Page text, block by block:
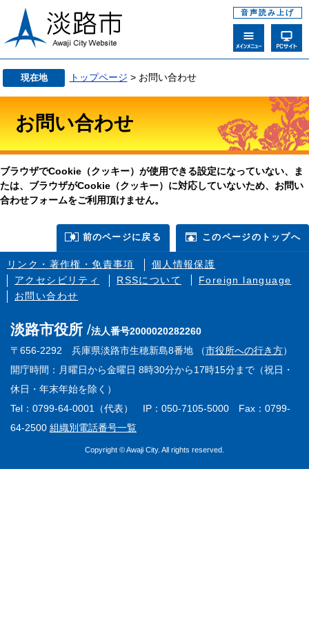
音声読み上げ
現在地 トップページ > お問い合わせ
お問い合わせ
ブラウザでCookie（クッキー）が使用できる設定になっていない、ま
たは、ブラウザがCookie（クッキー）に対応していないため、お問い
合わせフォームをご利用頂けません。
前のページに戻る このページのトップへ
リンク・著作権・免責事項
個人情報保護
アクセシビリティ
RSSについて
Foreign language
お問い合わせ
淡路市役所
法人番号2000020282260
〒656-2292 兵庫県淡路市生穂新島8番地 （市役所への行き方）
開庁時間：月曜日から金曜日 8時30分から17時15分まで（祝日・
休日・年末年始を除く）
Tel：0799-64-0001（代表） IP：050-7105-5000 Fax：0799-
64-2500 組織別電話番号一覧
Copyright © Awaji City. All rights reserved.